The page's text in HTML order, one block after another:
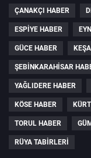
ÇANAKÇI HABER
ESPIYE HABER
GÜCE HABER
ŞEBINKARAHISAR
YAĞLIDERE HABER
KÖSE HABER
TORUL HABER
RÜYA TABIRLERI